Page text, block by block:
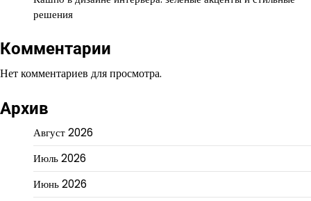
решения
Комментарии
Нет комментариев для просмотра.
Архив
Август 2026
Июль 2026
Июнь 2026